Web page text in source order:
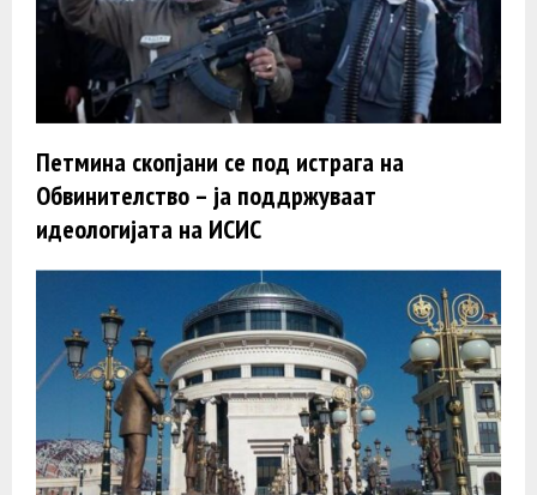
Петмина скопјани се под истрага на
Обвинителство – ја поддржуваат
идеологијата на ИСИС